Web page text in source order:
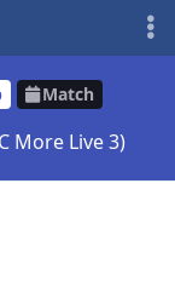
Match
More Live 3)